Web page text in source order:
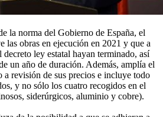
la norma del Gobierno de España, el
las obras en ejecución en 2021 y que a
ley estatal hayan terminado, así
un año de duración. Además, amplía el
a revisión de sus precios e incluye todo
y no sólo los cuatro recogidos en el
siderúrgicos, aluminio y cobre).